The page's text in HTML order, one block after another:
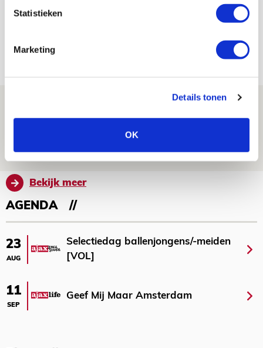
Statistieken
Marketing
Details tonen
OK
Míchels elf: met welke formatie begin
08 AUGUSTUS 2026 - 11:34
Spelen bij Jong Ajax of Ajax 1? Dat
maakt Abdalla ‘geen reet’ uit
NIEUWS
Bekijk meer
AGENDA
23
AUG
Selectiedag ballenjongens/-meiden
[VOL]
11
SEP
Geef Mij Maar Amsterdam